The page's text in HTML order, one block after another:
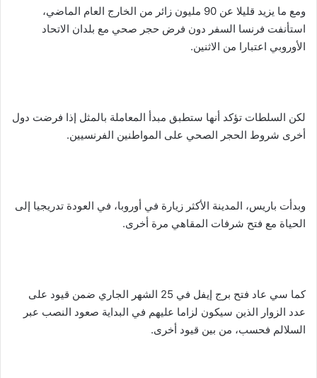
ومع ما يزيد قليلا عن 90 مليون زائر من الخارج العام الماضي،
استأنفت فرنسا السفر دون فرض حجر صحي مع بلدان الاتحاد
الأوروبي اعتبارا من الاثنين.
لكن السلطات تؤكد أنها ستطبق مبدأ المعاملة بالمثل إذا فرضت دول
أخرى شروط الحجر الصحي على المواطنين الفرنسيين.
وبدأت باريس، المدينة الأكثر زيارة في أوروبا، في العودة تدريجيا إلى
الحياة مع فتح شرفات المقاهي مرة أخرى.
كما سي عاد فتح برج إيفل في 25 الشهر الجاري ضمن قيود على
عدد الزوار الذين سيكون لزاما عليهم في البداية صعود النصب عبر
السلالم فحسب، من بين قيود أخرى.